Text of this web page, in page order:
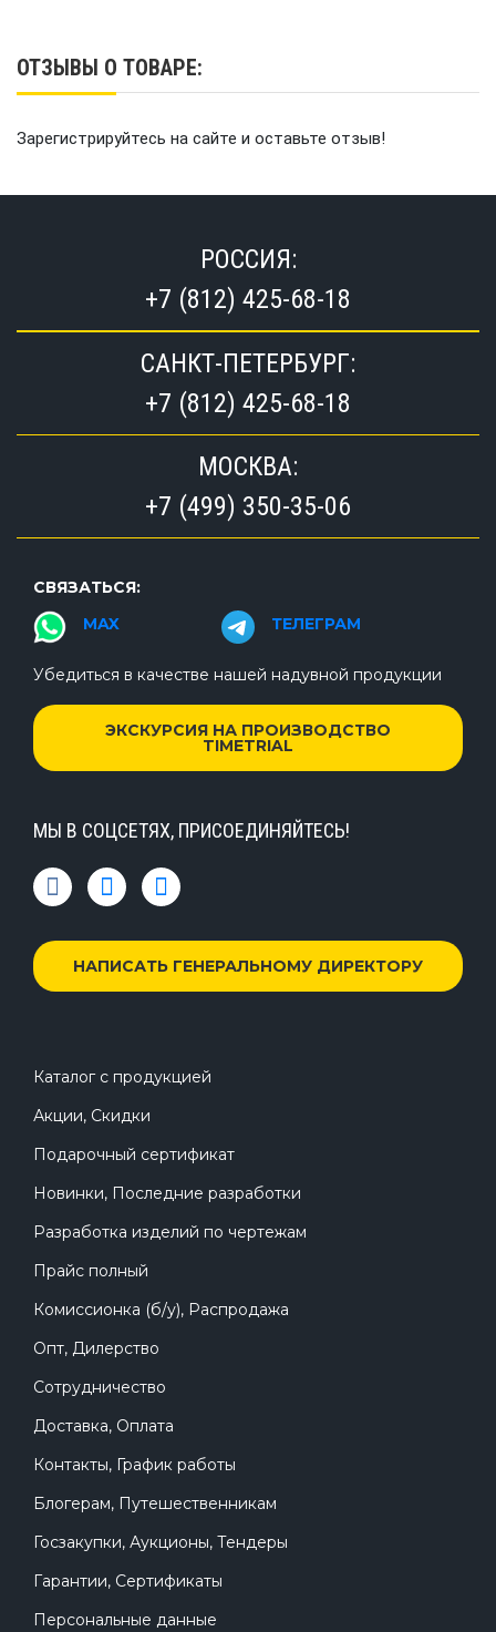
ОТЗЫВЫ О ТОВАРЕ:
Зарегистрируйтесь на сайте и оставьте отзыв!
РОССИЯ:
+7 (812) 425-68-18
САНКТ-ПЕТЕРБУРГ:
+7 (812) 425-68-18
МОСКВА:
+7 (499) 350-35-06
СВЯЗАТЬСЯ:
MAX
ТЕЛЕГРАМ
Убедиться в качестве нашей надувной продукции
ЭКСКУРСИЯ НА ПРОИЗВОДСТВО
TIMETRIAL
МЫ В СОЦСЕТЯХ, ПРИСОЕДИНЯЙТЕСЬ!
НАПИСАТЬ ГЕНЕРАЛЬНОМУ ДИРЕКТОРУ
Каталог с продукцией
Акции, Скидки
Подарочный сертификат
Новинки, Последние разработки
Разработка изделий по чертежам
Прайс полный
Комиссионка (б/у), Распродажа
Опт, Дилерство
Сотрудничество
Доставка, Оплата
Контакты, График работы
Блогерам, Путешественникам
Госзакупки, Аукционы, Тендеры
Гарантии, Сертификаты
Персональные данные